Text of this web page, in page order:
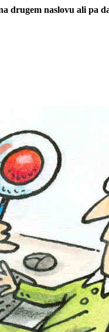
drugem naslovu ali pa